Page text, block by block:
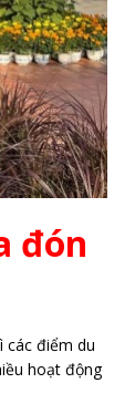
đón
các điểm du
hoạt động